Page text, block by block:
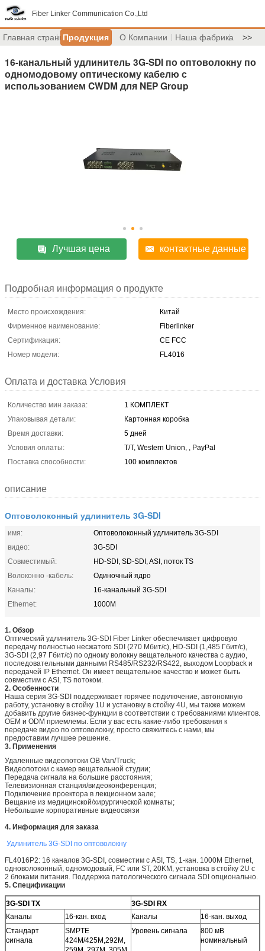
Fiber Linker Communication Co.,Ltd
Главная страницаПродукция О Компании Наша фабрика >>
16-канальный удлинитель 3G-SDI по оптоволокну по
одномодовому оптическому кабелю с
использованием CWDM для NEP Group
Лучшая цена контактные данные
Подробная информация о продукте
Место происхождения:
Китай
Фирменное наименование:
Fiberlinker
Сертификация:
CE FCC
Номер модели:
FL4016
Оплата и доставка Условия
Количество мин заказа:
1 КОМПЛЕКТ
Упаковывая детали:
Картонная коробка
Время доставки:
5 дней
Условия оплаты:
T/T, Western Union, , PayPal
Поставка способности:
100 комплектов
описание
Оптоволоконный удлинитель 3G-SDI
имя:
Оптоволоконный удлинитель 3G-SDI
видео:
3G-SDI
Совместимый:
HD-SDI, SD-SDI, ASI, поток TS
Волоконно -кабель:
Одиночный ядро
Каналы:
16-канальный 3G-SDI
Ethernet:
1000М
1. Обзор
Оптический удлинитель 3G-SDI Fiber Linker обеспечивает цифровую
передачу полностью несжатого SDI (270 Мбит/с), HD-SDI (1,485 Гбит/с),
3G-SDI (2,97 Гбит/с) по одному волокну вещательного качества с аудио,
последовательными данными RS485/RS232/RS422, выходом Loopback и
передачей IP Ethernet. Он имеет вещательное качество и может быть
совместим с ASI, TS потоком.
2. Особенности
Наша серия 3G-SDI поддерживает горячее подключение, автономную
работу, установку в стойку 1U и установку в стойку 4U, мы также можем
добавить другие бизнес-функции в соответствии с требованиями клиентов.
OEM и ODM приемлемы. Если у вас есть какие-либо требования к
передаче видео по оптоволокну, просто свяжитесь с нами, мы
предоставим лучшее решение.
3. Применения
Удаленные видеопотоки OB Van/Truck;
Видеопотоки с камер вещательной студии;
Передача сигнала на большие расстояния;
Телевизионная станция/видеоконференция;
Подключение проектора в лекционном зале;
Вещание из медицинской/хирургической комнаты;
Небольшие корпоративные видеосвязи
4. Информация для заказа
Удлинитель 3G-SDI по оптоволокну
FL4016P2: 16 каналов 3G-SDI, совместим с ASI, TS, 1-кан. 1000M Ethernet,
одноволоконный, одномодовый, FC или ST, 20KM, установка в стойку 2U с
2 блоками питания. Поддержка патологического сигнала SDI опционально.
5. Спецификации
3G-SDI TX
3G-SDI RX
Каналы
16-кан. вход Каналы
16-кан. выход
Стандарт
сигнала
SMPTE
424M/425M,292M,
Уровень сигнала
800 мВ
номинальный